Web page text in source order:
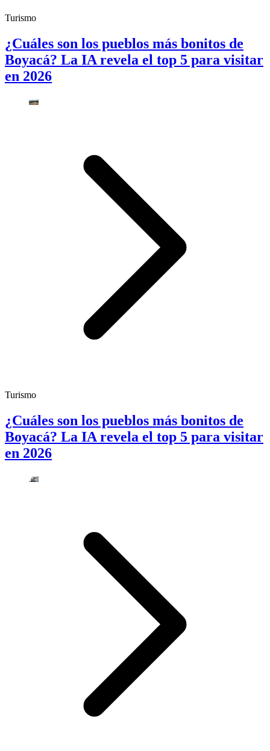
Turismo
¿Cuáles son los pueblos más bonitos de
Boyacá? La IA revela el top 5 para visitar
en 2026
Turismo
¿Cuáles son los pueblos más bonitos de
Boyacá? La IA revela el top 5 para visitar
en 2026